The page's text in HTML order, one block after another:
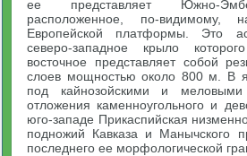
ее представляет Южно-
расположенное, по-видимому,
Европейской платформы. Это
северо-западное крыло
восточное представляет собой
слоев мощностью около 800 м. В
под кайнозойскими и
отложения каменноугольного и
юго-западе Прикаспийская
подножий Кавказа и Манычского
последнего ее морфологической